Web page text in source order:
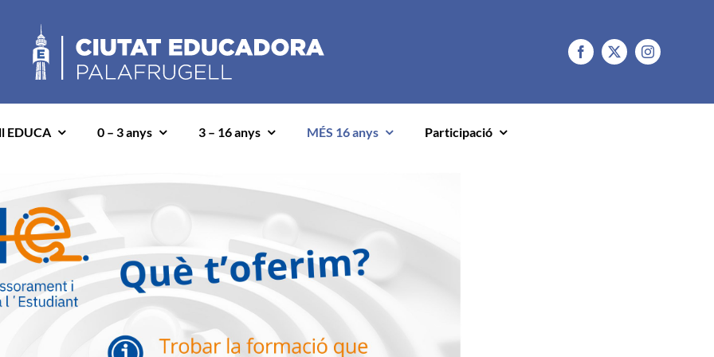
EDUCA 0 – 3 anys 3 – 16 anys MÉS 16 anys Participació